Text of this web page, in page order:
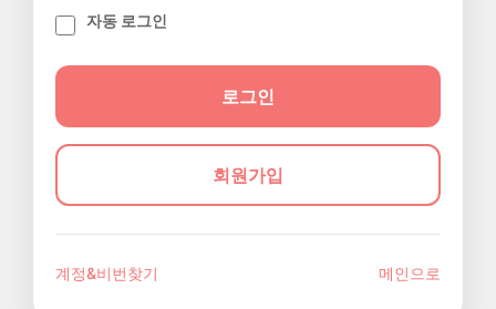
자동 로그인
회원가입
계정&비번찾기 메인으로